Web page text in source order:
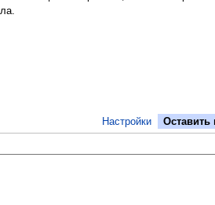
Оставить
Настройки